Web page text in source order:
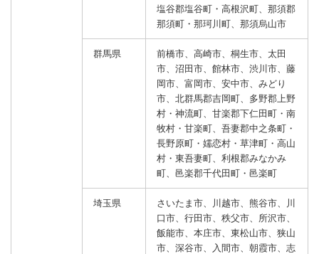
塩谷郡塩谷町・高根沢町、那須郡
那須町・那珂川町、那須烏山市
群馬県
前橋市、高崎市、桐生市、太田
市、沼田市、館林市、渋川市、藤
岡市、富岡市、安中市、みどり
市、北群馬郡吉岡町、多野郡上野
村・神流町、甘楽郡下仁田町・南
牧村・甘楽町、吾妻郡中之条町・
長野原町・嬬恋村・草津町・高山
村・東吾妻町、利根郡みなかみ
町、邑楽郡千代田町・邑楽町
埼玉県
さいたま市、川越市、熊谷市、川
口市、行田市、秩父市、所沢市、
飯能市、本庄市、東松山市、狭山
市、深谷市、入間市、朝霞市、志